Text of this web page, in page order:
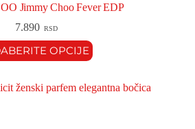
Jimmy Choo Fever EDP
7.890 RSD
OPCIJE